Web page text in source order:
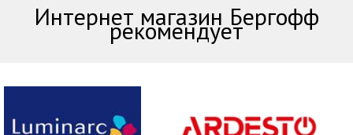
Интернет магазин Бергофф
рекомендует